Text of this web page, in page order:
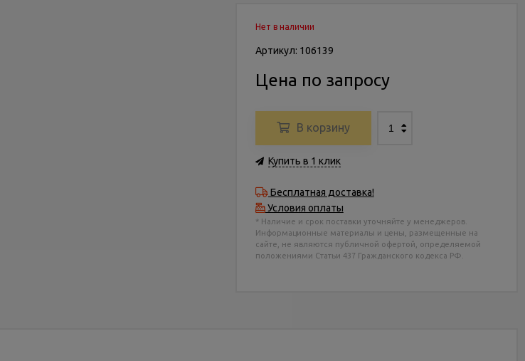
Нет в наличии
Артикул: 106139
Цена по запросу
В корзину
Купить в 1 клик
Бесплатная доставка!
Условия оплаты
* Наличие и срок поставки уточняйте у менеджеров.
Информационные материалы и цены, размещенные на
сайте, не являются публичной офертой, определяемой
положениями Статьи 437 Гражданского кодекса РФ.